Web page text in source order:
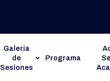
Galería
de
Sesiones
Programa